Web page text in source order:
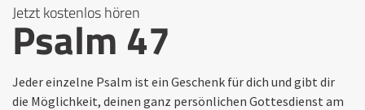
Jetzt kostenlos hören
Psalm 47
Jeder einzelne Psalm ist ein Geschenk für dich und gibt dir
die Möglichkeit, deinen ganz persönlichen Gottesdienst am